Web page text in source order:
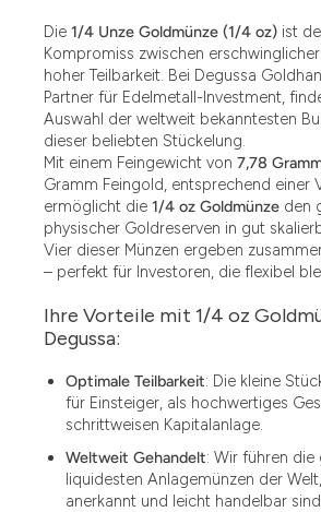
Die 1/4 Unze Goldmünze (1/4 oz) ist
Kompromiss zwischen
hoher Teilbarkeit. Bei Degussa
Partner für Edelmetall-Investment,
Auswahl der weltweit bekanntesten
dieser beliebten Stückelung.
Mit einem Feingewicht von 7,78
Gramm Feingold, entsprechend einer
ermöglicht die 1/4 oz Goldmünze den
physischer Goldreserven in gut
Vier dieser Münzen ergeben
– perfekt für Investoren, die flexibel
Ihre Vorteile mit 1/4 oz
Degussa:
Optimale Teilbarkeit: Die kleine
für Einsteiger, als hochwertiges
schrittweisen Kapitalanlage.
Weltweit Gehandelt: Wir führen
liquidesten Anlagemünzen der
anerkannt und leicht handelbar